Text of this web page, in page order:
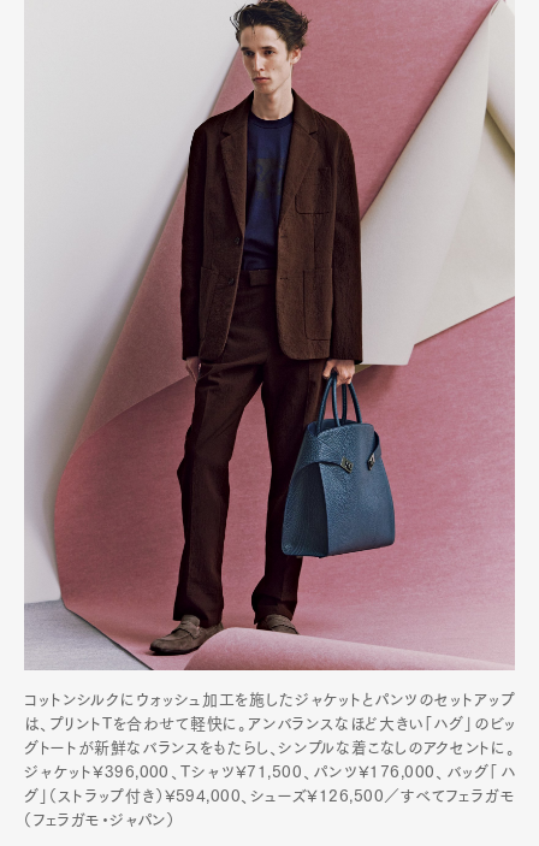
コットンシルクにウォッシュ加工を施したジャケットとパンツのセットアップ
は、プリントTを合わせて軽快に。アンバランスなほど大きい「ハグ」のビッ
グトートが新鮮なバランスをもたらし、シンプルな着こなしのアクセントに。
ジャケット¥396,000、Tシャツ¥71,500、パンツ¥176,000、バッグ「ハ
グ」（ストラップ付き）¥594,000、シューズ¥126,500／すべてフェラガモ
（フェラガモ・ジャパン）